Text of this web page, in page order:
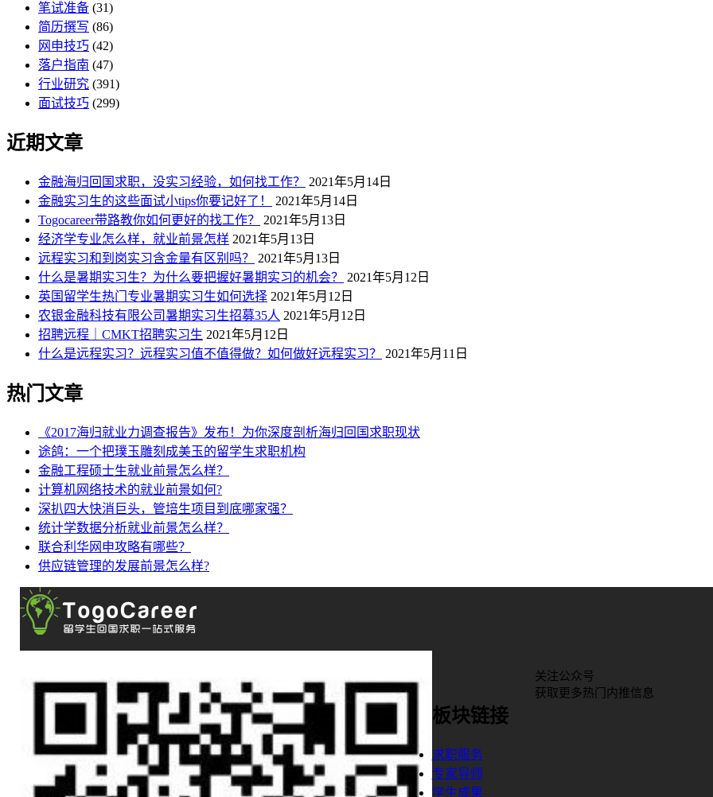
笔试准备 (31)
简历撰写 (86)
网申技巧 (42)
落户指南 (47)
行业研究 (391)
面试技巧 (299)
近期文章
金融海归回国求职，没实习经验，如何找工作？
2021年5月14日
金融实习生的这些面试小tips你要记好了！
2021年5月14日
Togocareer带路教你如何更好的找工作？
2021年5月13日
经济学专业怎么样，就业前景怎样 2021年5月13日
远程实习和到岗实习含金量有区别吗？
2021年5月13日
什么是暑期实习生？为什么要把握好暑期实习的机会？
2021年5月12日
英国留学生热门专业暑期实习生如何选择 2021年5月12日
农银金融科技有限公司暑期实习生招募35人 2021年5月12日
招聘远程｜CMKT招聘实习生 2021年5月12日
什么是远程实习？远程实习值不值得做？如何做好远程实习？
2021年5月11日
热门文章
《2017海归就业力调查报告》发布！为你深度剖析海归回国求职现状
途鸽：一个把璞玉雕刻成美玉的留学生求职机构
金融工程硕士生就业前景怎么样？
计算机网络技术的就业前景如何?
深扒四大快消巨头，管培生项目到底哪家强？
统计学数据分析就业前景怎么样？
联合利华网申攻略有哪些？
供应链管理的发展前景怎么样?
关注公众号
获取更多热门内推信息
板块链接
求职服务
专家导师
学生成果